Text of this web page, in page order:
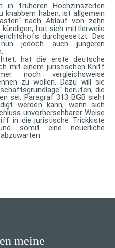
in früheren Hochzinszeiten
knabbern haben, ist allgemein
nach Ablauf von zehn
hat sich mittlerweile
durchgesetzt. Das
jedoch auch jüngeren
hat die erste deutsche
mit einem juristischen Kniff
noch vergleichsweise
zu wollen. Dazu will sie
berufen, die
sei. Paragraf 313 BGB sieht
werden kann, wenn sich
unvorhersehbarer Weise
in die juristische Trickkiste
somit eine neuerliche
meine